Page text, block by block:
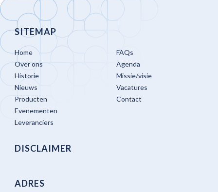
SITEMAP
Home
Over ons
Historie
Nieuws
Producten
Evenementen
Leveranciers
FAQs
Agenda
Missie/visie
Vacatures
Contact
DISCLAIMER
ADRES